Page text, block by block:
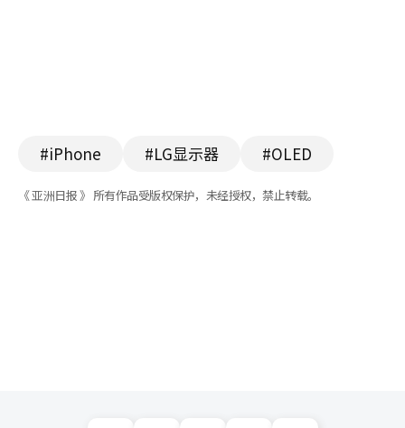
#iPhone #LG显示器 #OLED
《 亚洲日报 》 所有作品受版权保护，未经授权，禁止转载。